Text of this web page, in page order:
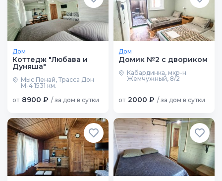
Дом
Коттедж "Любава и
Дуняша"
Мыс Пенай, Трасса Дон
М-4 1531 км.
от 8900 ₽ / за дом в сутки
Дом
Домик №2 с двориком
Кабардинка, мкр-н
Жемчужный, 8/2
от 2000 ₽ / за дом в сутки